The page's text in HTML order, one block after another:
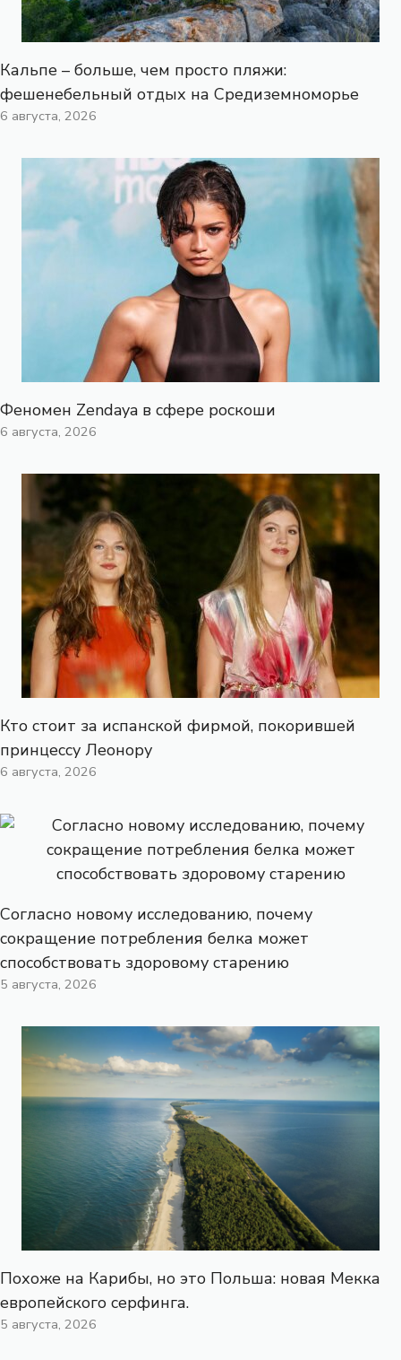
Кальпе – больше, чем просто пляжи:
фешенебельный отдых на Средиземноморье
6 августа, 2026
Феномен Zendaya в сфере роскоши
6 августа, 2026
Кто стоит за испанской фирмой, покорившей
принцессу Леонору
6 августа, 2026
Согласно новому исследованию, почему
сокращение потребления белка может
способствовать здоровому старению
5 августа, 2026
Похоже на Карибы, но это Польша: новая Мекка
европейского серфинга.
5 августа, 2026